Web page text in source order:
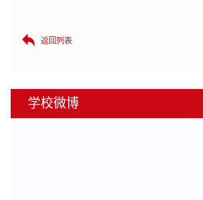
返回列表
学校微博